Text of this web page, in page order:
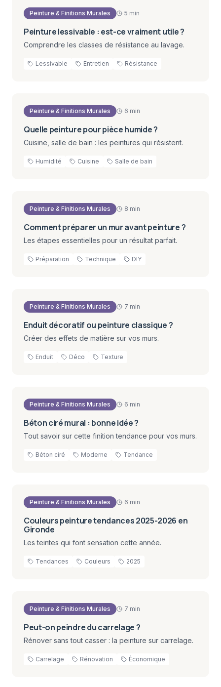
Peinture & Finitions Murales 5 min
Peinture lessivable : est-ce vraiment utile ?
Comprendre les classes de résistance au lavage.
Lessivable Entretien Résistance
Peinture & Finitions Murales 6 min
Quelle peinture pour pièce humide ?
Cuisine, salle de bain : les peintures qui résistent.
Humidité Cuisine Salle de bain
Peinture & Finitions Murales 8 min
Comment préparer un mur avant peinture ?
Les étapes essentielles pour un résultat parfait.
Préparation Technique DIY
Peinture & Finitions Murales 7 min
Enduit décoratif ou peinture classique ?
Créer des effets de matière sur vos murs.
Enduit Déco Texture
Peinture & Finitions Murales 6 min
Béton ciré mural : bonne idée ?
Tout savoir sur cette finition tendance pour vos murs.
Béton ciré Moderne Tendance
Peinture & Finitions Murales 6 min
Couleurs peinture tendances 2025-2026 en
Gironde
Les teintes qui font sensation cette année.
Tendances Couleurs 2025
Peinture & Finitions Murales 7 min
Peut-on peindre du carrelage ?
Rénover sans tout casser : la peinture sur carrelage.
Carrelage Rénovation Économique